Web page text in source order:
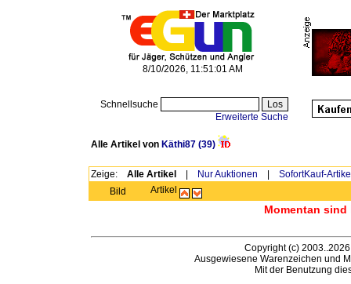
8/10/2026, 11:51:01 AM
Schnellsuche
Erweiterte Suche
Alle Artikel von Käthi87 (39)
Zeige: Alle Artikel Nur Auktionen
SofortKauf-
Bild
Artikel
Momentan
Copyright (c)
Ausgewiesene Warenzeichen und
Mit der Benutzung